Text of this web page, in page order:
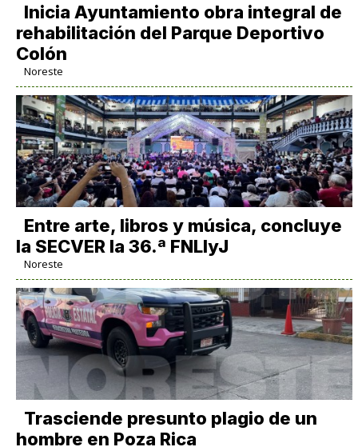
Inicia Ayuntamiento obra integral de
rehabilitación del Parque Deportivo
Colón
Noreste
Entre arte, libros y música, concluye
la SECVER la 36.ª FNLIyJ
Noreste
Trasciende presunto plagio de un
hombre en Poza Rica